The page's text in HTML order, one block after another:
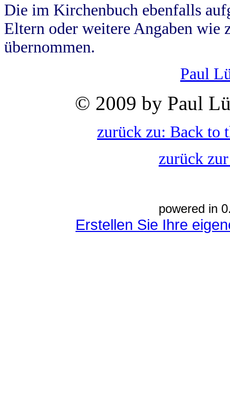
Die im Kirchenbuch ebenfalls
Eltern oder weitere Angaben wie
übernommen.
Paul
© 2009 by Paul
zurück zu: Back to
zurück
powered in
Erstellen Sie Ihre